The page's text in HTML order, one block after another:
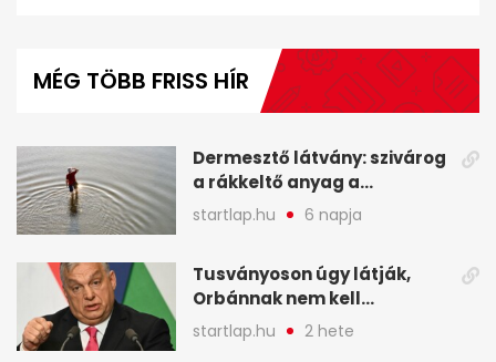
minutes,
MÉG TÖBB FRISS HÍR
Dermesztő látvány: szivárog
a rákkeltő anyag a
kiszáradó Dunába
Budapesten - A hét
képekben
startlap.hu 6 napja
Tusványoson úgy látják,
Orbánnak nem kell
változtatnia - A hét
legfontosabb hírei
startlap.hu 2 hete